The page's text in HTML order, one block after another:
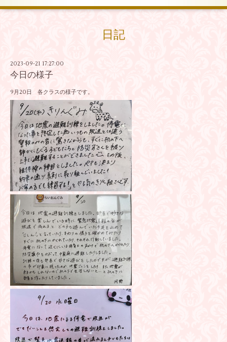
日記
2023-09-21 17:27:00
今日の様子
9月20日 各クラスの様子です。